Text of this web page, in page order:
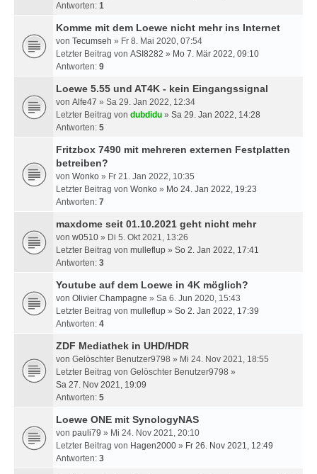
Antworten: 1
Komme mit dem Loewe nicht mehr ins Internet
von Tecumseh » Fr 8. Mai 2020, 07:54
Letzter Beitrag von ASI8282 » Mo 7. Mär 2022, 09:10
Antworten: 9
Loewe 5.55 und AT4K - kein Eingangssignal
von Alfe47 » Sa 29. Jan 2022, 12:34
Letzter Beitrag von dubdidu » Sa 29. Jan 2022, 14:28
Antworten: 5
Fritzbox 7490 mit mehreren externen Festplatten
betreiben?
von Wonko » Fr 21. Jan 2022, 10:35
Letzter Beitrag von Wonko » Mo 24. Jan 2022, 19:23
Antworten: 7
maxdome seit 01.10.2021 geht nicht mehr
von w0510 » Di 5. Okt 2021, 13:26
Letzter Beitrag von mulleflup » So 2. Jan 2022, 17:41
Antworten: 3
Youtube auf dem Loewe in 4K möglich?
von Olivier Champagne » Sa 6. Jun 2020, 15:43
Letzter Beitrag von mulleflup » So 2. Jan 2022, 17:39
Antworten: 4
ZDF Mediathek in UHD/HDR
von Gelöschter Benutzer9798 » Mi 24. Nov 2021, 18:55
Letzter Beitrag von Gelöschter Benutzer9798 »
Sa 27. Nov 2021, 19:09
Antworten: 5
Loewe ONE mit SynologyNAS
von pauli79 » Mi 24. Nov 2021, 20:10
Letzter Beitrag von Hagen2000 » Fr 26. Nov 2021, 12:49
Antworten: 3